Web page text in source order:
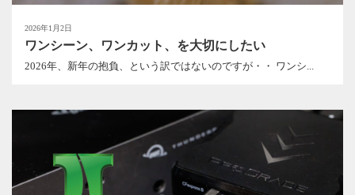
2026年1月2日
ワンシーン、ワンカット、を大切にしたい
2026年、新年の抱負、という訳ではないのですが・・ ワンシ...